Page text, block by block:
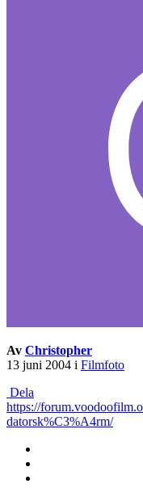
Av Christopher
13 juni 2004 i Filmfoto
Dela
https://
datorsk%C3%A4rm/